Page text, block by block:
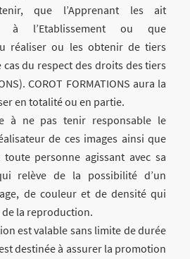
que l’Apprenant les ait
à l’Etablissement ou que
réaliser ou les obtenir de tiers
cas du respect des droits des tiers
COROT FORMATIONS aura la
en totalité ou en partie.
à ne pas tenir responsable le
de ces images ainsi que
personne agissant avec sa
relève de la possibilité d’un
de couleur et de densité qui
la reproduction.
est valable sans limite de durée
destinée à assurer la promotion